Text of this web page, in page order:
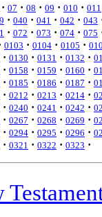
· 07 · 08 · 09 · 010 · 011
· 040 · 041 · 042 · 043
· 072 · 073 · 074 · 075
0103 · 0104 · 0105 ·
· 0130 · 0131 · 0132 ·
· 0158 · 0159 · 0160 ·
· 0185 · 0186 · 0187 ·
· 0212 · 0213 · 0214 ·
· 0240 · 0241 · 0242 ·
· 0267 · 0268 · 0269 ·
· 0294 · 0295 · 0296 ·
· 0321 · 0322 · 0323 ·